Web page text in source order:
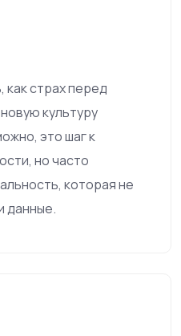
страх перед
культуру
это шаг к
но часто
которая не
данные.